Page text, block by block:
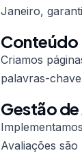
Janeiro,
Conteúdo
Criamos
palavras-
Gestão
Avaliações